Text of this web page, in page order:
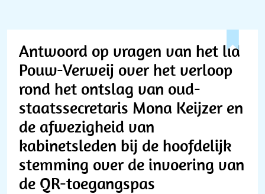
Antwoord op vragen van het lid
Pouw-Verweij over het verloop
rond het ontslag van oud-
staatssecretaris Mona Keijzer en
de afwezigheid van
kabinetsleden bij de hoofdelijk
stemming over de invoering van
de QR-toegangspas